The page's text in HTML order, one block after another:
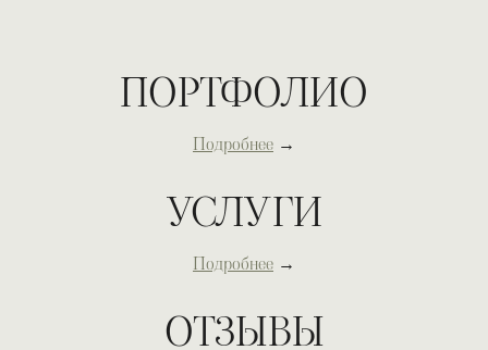
ПОРТФОЛИО
Подробнее →
УСЛУГИ
Подробнее →
ОТЗЫВЫ